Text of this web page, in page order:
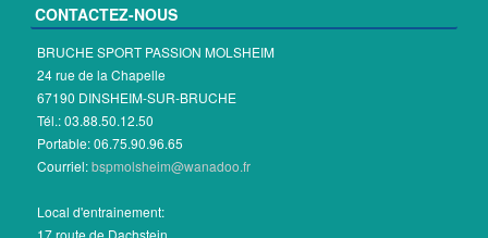
CONTACTEZ-NOUS
BRUCHE SPORT PASSION MOLSHEIM
24 rue de la Chapelle
67190 DINSHEIM-SUR-BRUCHE
Tél.: 03.88.50.12.50
Portable: 06.75.90.96.65
Courriel:bspmolsheim@wanadoo.fr
Local d'entrainement:
17 route de Dachstein